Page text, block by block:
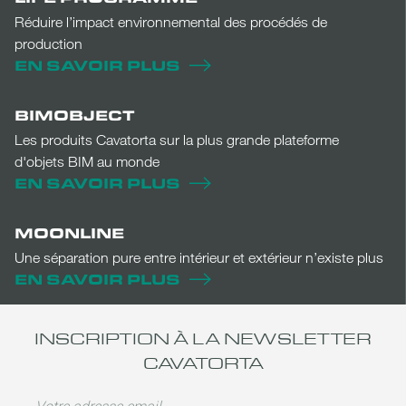
Réduire l’impact environnemental des procédés de
production
EN SAVOIR PLUS
BIMOBJECT
Les produits Cavatorta sur la plus grande plateforme
d'objets BIM au monde
EN SAVOIR PLUS
MOONLINE
Une séparation pure entre intérieur et extérieur n’existe plus
EN SAVOIR PLUS
INSCRIPTION À LA NEWSLETTER
CAVATORTA